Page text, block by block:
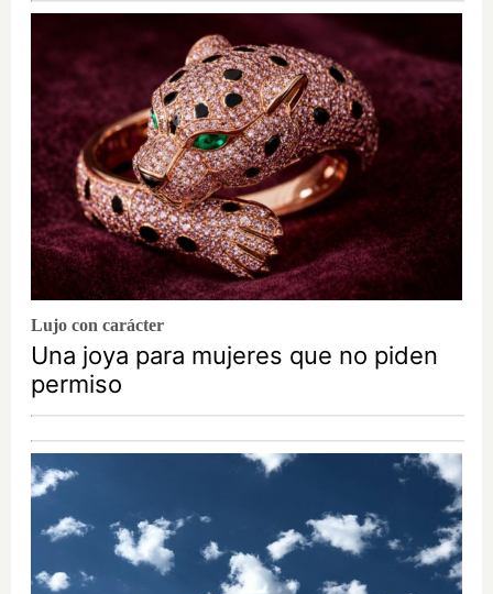
Lujo con carácter
Una joya para mujeres que no piden
permiso